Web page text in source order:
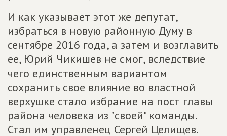
И как указывает этот же депутат,
избраться в новую районную Думу в
сентябре 2016 года, а затем и возглавить
ее, Юрий Чикишев не смог, вследствие
чего единственным вариантом
сохранить свое влияние во властной
верхушке стало избрание на пост главы
района человека из "своей" команды.
Стал им управленец Сергей Целищев.